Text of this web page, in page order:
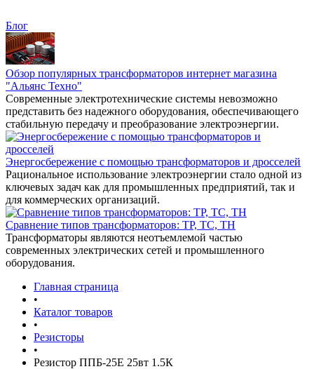
Блог
Обзор популярных трансформаторов интернет магазина
"Альянс Техно"
Современные электротехнические системы невозможно
представить без надежного оборудования, обеспечивающего
стабильную передачу и преобразование электроэнергии.
Энергосбережение с помощью трансформаторов и дросселей
Рациональное использование электроэнергии стало одной из
ключевых задач как для промышленных предприятий, так и
для коммерческих организаций.
Сравнение типов трансформаторов: ТР, ТС, ТН
Трансформаторы являются неотъемлемой частью
современных электрических сетей и промышленного
оборудования.
Главная страница
•
Каталог товаров
•
Резисторы
•
Резистор ППБ-25Е 25вт 1.5К